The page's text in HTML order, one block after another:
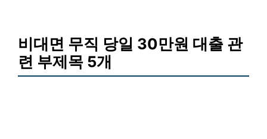
비대면 무직 당일 30만원 대출 관
련 부제목 5개